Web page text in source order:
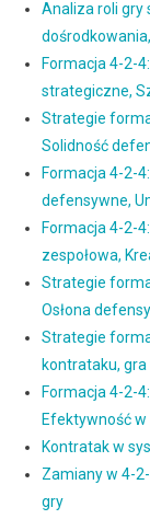
Analiza roli gry
Formacja 4-2-
strategiczne,
Strategie
Solidność
Formacja 4-2-
defensywne,
Formacja 4-2-
zespołowa,
Strategie
Osłona
Strategie
kontrataku, gra
Formacja 4-2-
Efektywność
Kontratak w
Zamiany w 4-
gry